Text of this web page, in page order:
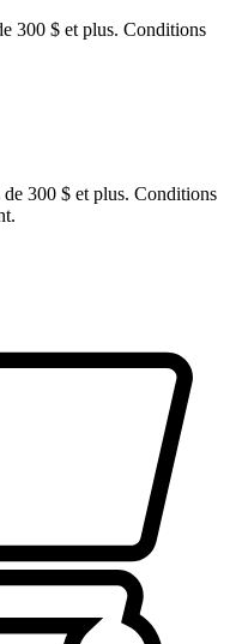
300 $ et plus. Conditions
300 $ et plus. Conditions